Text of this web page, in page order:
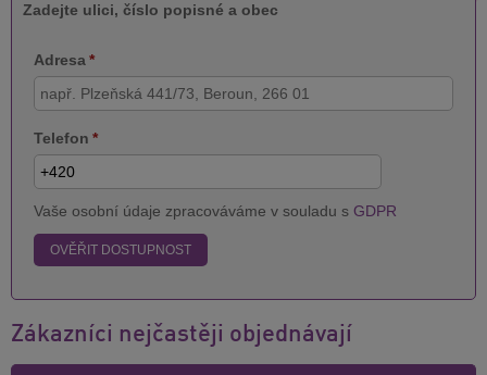
Zadejte ulici, číslo popisné a obec
Adresa *
Telefon *
Vaše osobní údaje zpracováváme v souladu s GDPR
OVĚŘIT DOSTUPNOST
Zákazníci nejčastěji objednávají